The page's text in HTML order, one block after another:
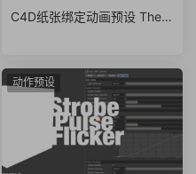
C4D纸张绑定动画预设 The T
动作预设